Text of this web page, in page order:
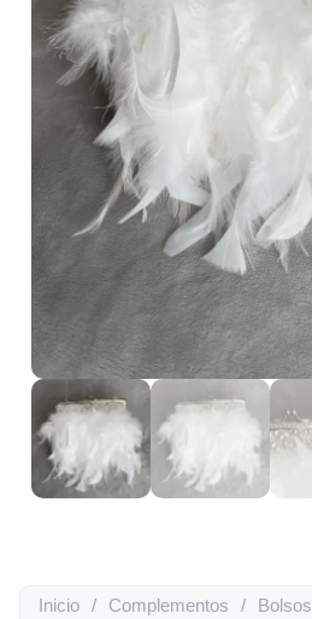
Inicio /
Complementos
/ Bolsos